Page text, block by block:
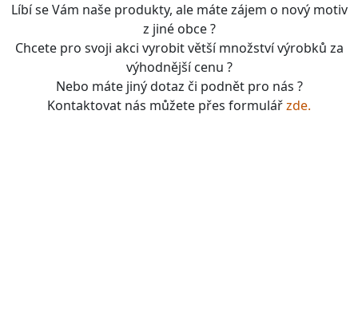
Líbí se Vám naše produkty, ale máte zájem o nový motiv
z jiné obce ?
Chcete pro svoji akci vyrobit větší množství výrobků za
výhodnější cenu ?
Nebo máte jiný dotaz či podnět pro nás ?
Kontaktovat nás můžete přes formulářzde.